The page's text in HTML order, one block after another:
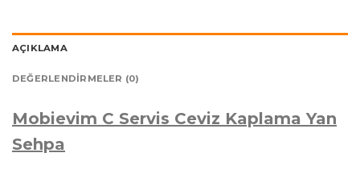
AÇIKLAMA
DEĞERLENDIRMELER (0)
Mobievim C Servis Ceviz Kaplama Yan
Sehpa